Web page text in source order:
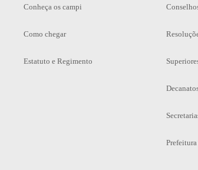
Conheça os campi
Como chegar
Estatuto e Regimento